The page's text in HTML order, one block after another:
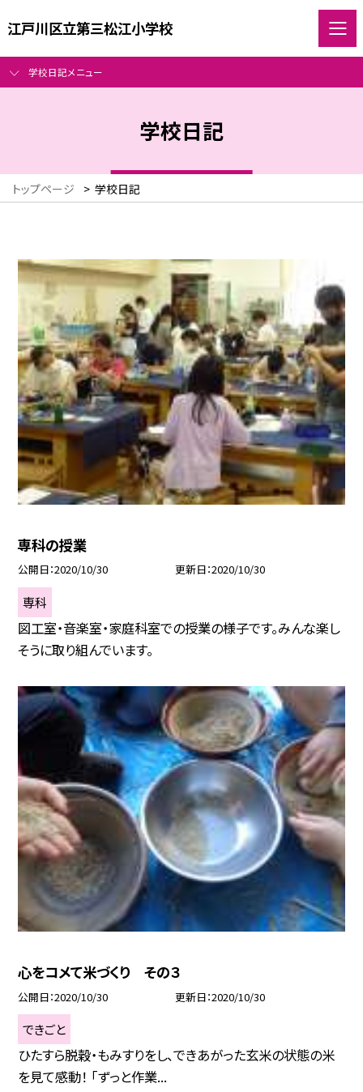
江戸川区立第三松江小学校
学校日記メニュー
学校日記
トップページ > 学校日記
専科の授業
公開日 2020/10/30 更新日 2020/10/30
専科
図工室・音楽室・家庭科室での授業の様子です。みんな楽し
そうに取り組んでいます。
心をコメて米づくり その３
公開日 2020/10/30 更新日 2020/10/30
できごと
ひたすら脱穀・もみすりをし、できあがった玄米の状態の米
を見て感動！ 「ずっと作業...